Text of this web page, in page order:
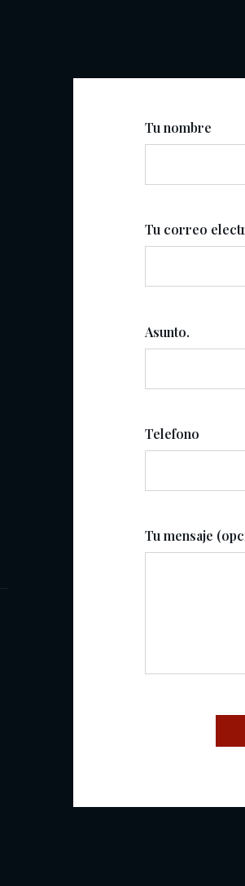
Tu nombre
Tu correo
Asunto.
Telefono
Tu mensaje